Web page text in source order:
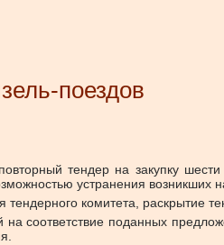
поездов
тендер на закупку
устранения возникших
комитета, раскрытие
соответствие поданных